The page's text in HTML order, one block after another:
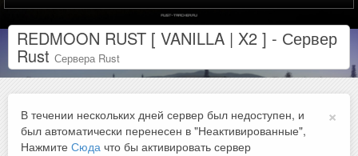
REDMOON RUST [ VANILLA | X2 ] - Сервер
Rust Сервера Rust
×
В течении нескольких дней сервер был недоступен, и
был автоматически перенесен в "Неактивированные",
Нажмите Сюда что бы активировать сервер